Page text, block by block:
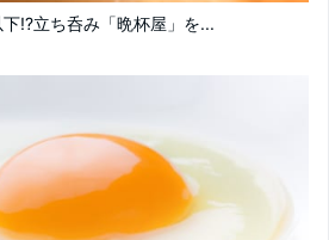
!?立ち呑み「晩杯屋」を...